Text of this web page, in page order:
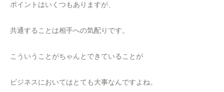
ポイントはいくつもありますが、
共通することは相手への気配りです。
こういうことがちゃんとできていることが
ビジネスにおいてはとても大事なんですよね。